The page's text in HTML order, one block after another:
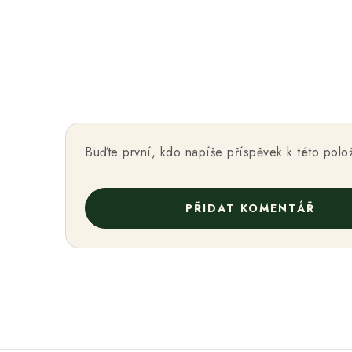
Buďte první, kdo napíše příspěvek k této
PŘIDAT KOMENTÁŘ